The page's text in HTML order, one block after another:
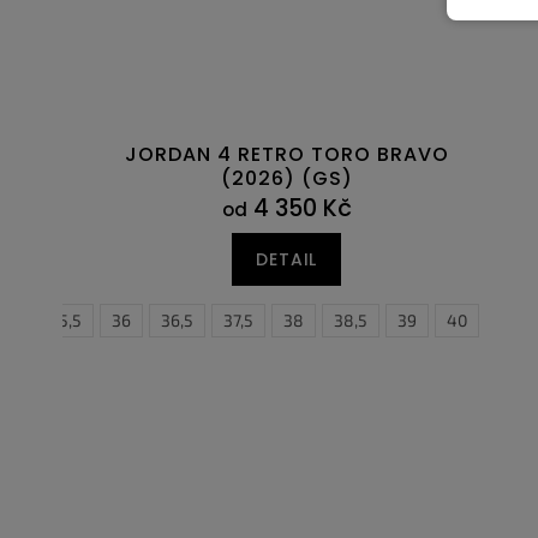
JORDAN 4 RETRO TORO BRAVO
(2026) (GS)
od 4 350 Kč
DETAIL
35,5 36 36,5 37,5 38 38,5 39 40
38,5 40 40,5